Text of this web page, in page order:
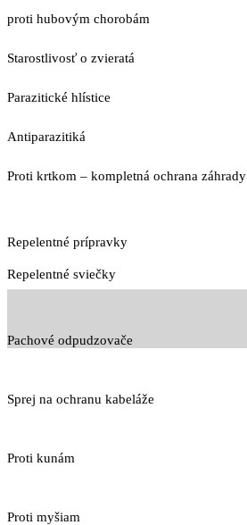
proti hubovým chorobám
Starostlivosť o zvieratá
Parazitické hlístice
Antiparazitiká
Proti krtkom – kompletná ochrana záhrady
Repelentné prípravky
Repelentné sviečky
Pachové odpudzovače
Sprej na ochranu kabeláže
Proti kunám
Proti myšiam